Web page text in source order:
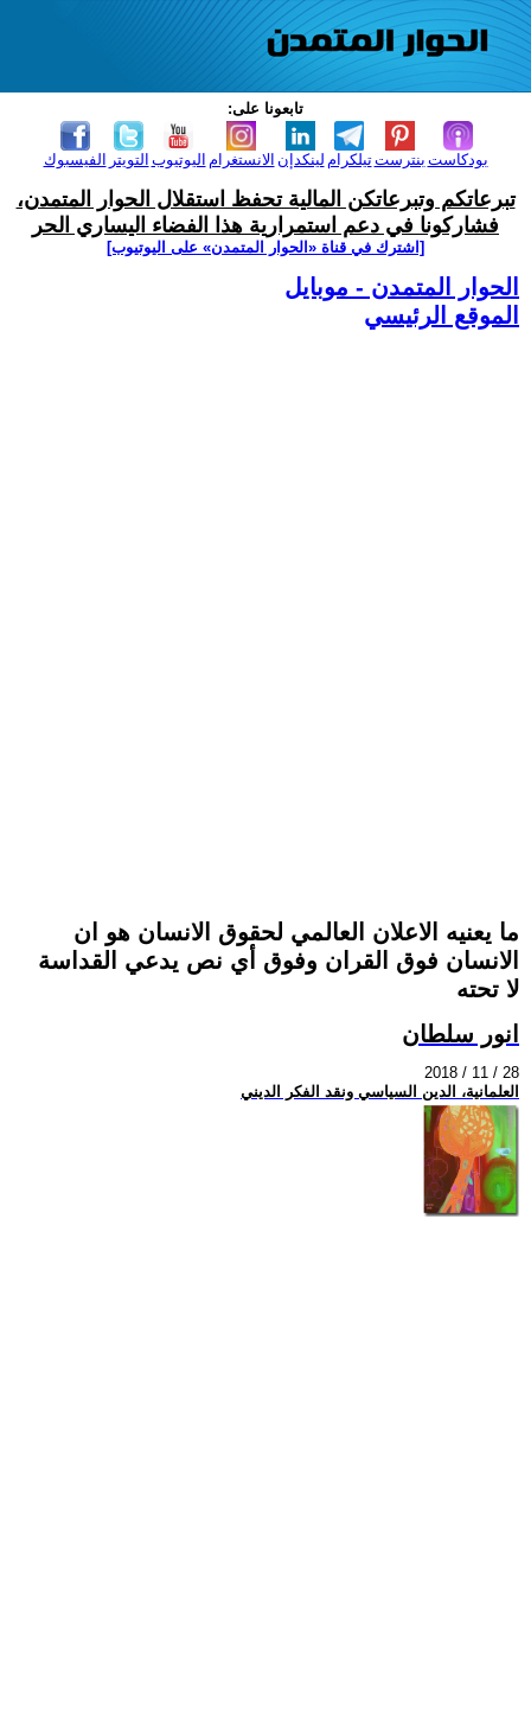
تابعونا على:
الفيسبوك التويتر اليوتيوب الانستغرام لينكدإن تيلكرامبنترست بودكاست
تبرعاتكم وتبرعاتكن المالية تحفظ استقلال الحوار المتمدن،
فشاركونا في دعم استمرارية هذا الفضاء اليساري الحر
[اشترك في قناة ‫«الحوار المتمدن» على اليوتيوب]
الحوار المتمدن - موبايل
الموقع الرئيسي
ما يعنيه الاعلان العالمي لحقوق الانسان هو ان
الانسان فوق القران وفوق أي نص يدعي القداسة
لا تحته
انور سلطان
2018 / 11 / 28
العلمانية، الدين السياسي ونقد الفكر الديني